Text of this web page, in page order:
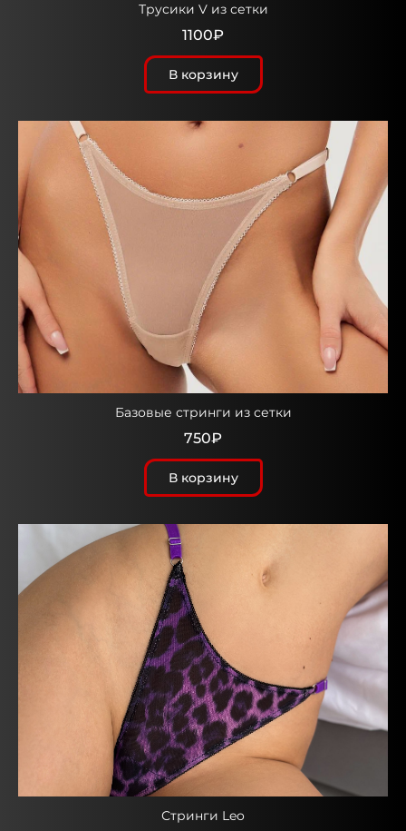
Трусики V из сетки
1100₽
В корзину
Базовые стринги из сетки
750₽
В корзину
Стринги Leo